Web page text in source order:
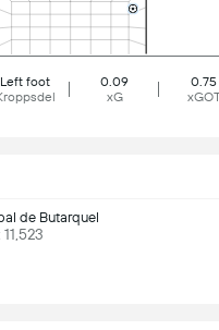
Left foot
0.09
xG
0.75
de Butarquel